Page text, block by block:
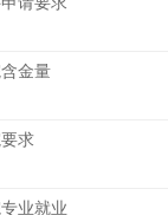
金量
求
业就业